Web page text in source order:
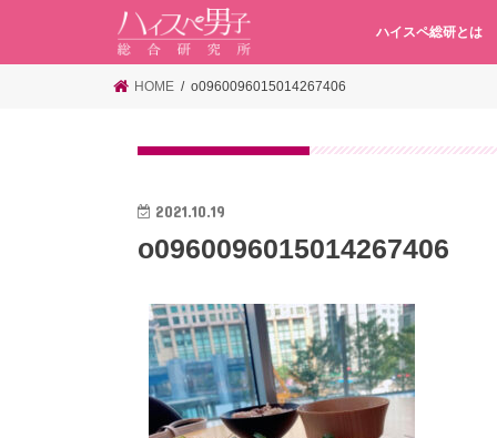
ハイスペ総研とは
HOME o0960096015014267406
2021.10.19
o0960096015014267406